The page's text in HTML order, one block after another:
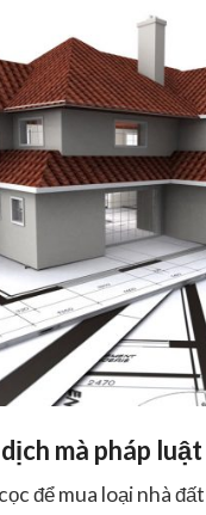
mà pháp
để mua loại nhà